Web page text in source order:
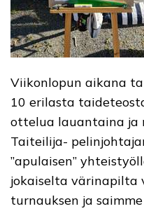
Viikonlopun aikana
10 erilasta
ottelua lauantaina ja
Taiteilija-
”apulaisen”
jokaiselta värinapilta
turnauksen ja